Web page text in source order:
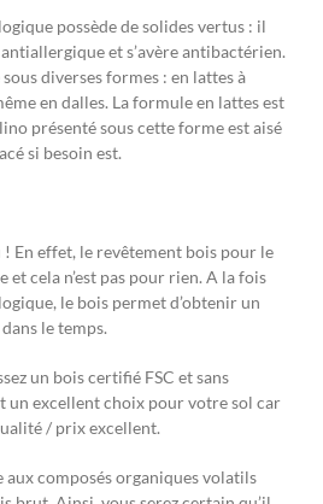
possède de solides vertus : il
et s’avère antibactérien.
diverses formes : en lattes à
en dalles. La formule en lattes est
présenté sous cette forme est aisé
si besoin est.
En effet, le revêtement bois pour le
et cela n’est pas pour rien. A la fois
le bois permet d’obtenir un
le temps.
un bois certifié FSC et sans
un excellent choix pour votre sol car
/ prix excellent.
aux composés organiques volatils